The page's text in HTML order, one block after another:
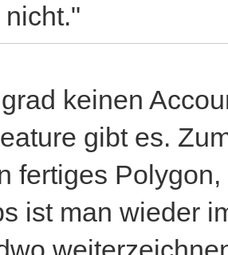
keinen
gibt es.
fertiges
ist man wieder